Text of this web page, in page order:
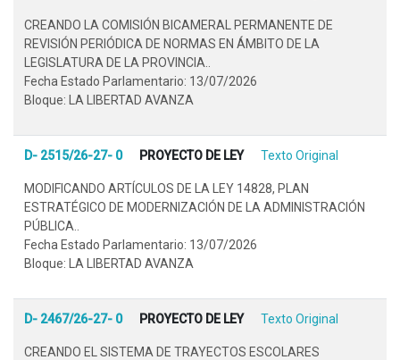
CREANDO LA COMISIÓN BICAMERAL PERMANENTE DE
REVISIÓN PERIÓDICA DE NORMAS EN ÁMBITO DE LA
LEGISLATURA DE LA PROVINCIA..
Fecha Estado Parlamentario: 13/07/2026
Bloque: LA LIBERTAD AVANZA
D- 2515/26-27- 0 PROYECTO DE LEY Texto Original
MODIFICANDO ARTÍCULOS DE LA LEY 14828, PLAN
ESTRATÉGICO DE MODERNIZACIÓN DE LA ADMINISTRACIÓN
PÚBLICA..
Fecha Estado Parlamentario: 13/07/2026
Bloque: LA LIBERTAD AVANZA
D- 2467/26-27- 0 PROYECTO DE LEY Texto Original
CREANDO EL SISTEMA DE TRAYECTOS ESCOLARES